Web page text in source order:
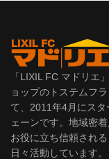
「LIXIL FC マドリエ
ョップのトステムフ
て、2011年4月にス
ェーンです。地域密
お役に立ち信頼され
日々活動しています。